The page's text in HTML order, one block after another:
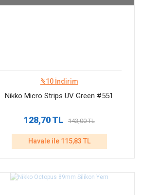
%10 İndirim
Nikko Micro Strips UV Green #551
128,70 TL 143,00 TL
Havale ile 115,83 TL